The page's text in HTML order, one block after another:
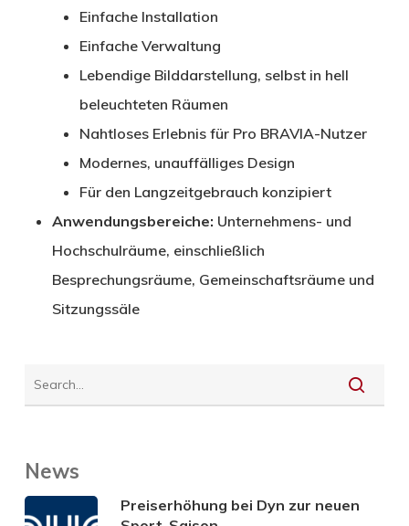
Einfache Installation
Einfache Verwaltung
Lebendige Bilddarstellung, selbst in hell
beleuchteten Räumen
Nahtloses Erlebnis für Pro BRAVIA-Nutzer
Modernes, unauffälliges Design
Für den Langzeitgebrauch konzipiert
Anwendungsbereiche: Unternehmens- und
Hochschulräume, einschließlich
Besprechungsräume, Gemeinschaftsräume und
Sitzungssäle
News
Preiserhöhung bei Dyn zur neuen